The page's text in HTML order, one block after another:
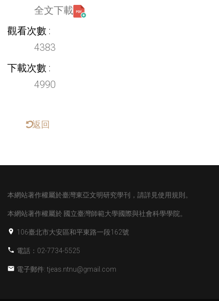
全文下載
觀看次數
4383
下載次數
4990
返回
本網站著作權屬於臺灣東亞文明研究學刊，請詳見使用規則。
本網站著作權屬於 國立臺灣師範大學國際與社會科學學院。
106臺北市大安區和平東路一段162號
電話：02-7734-5525
電子郵件: tjeas.ntnu@gmail.com